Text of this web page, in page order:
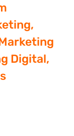
,
Digital,